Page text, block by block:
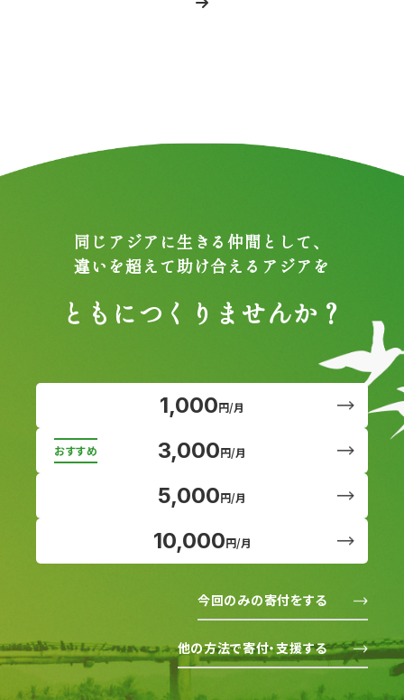
同じアジアに生きる仲間として、
違いを超えて助け合えるアジアを
ともにつくりませんか？
1,000円/月
3,000円/月
5,000円/月
10,000円/月
今回のみの寄付をする
他の方法で寄付・支援する